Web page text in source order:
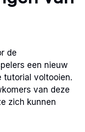
de
een nieuw
tutorial voltooien.
van deze
zich kunnen